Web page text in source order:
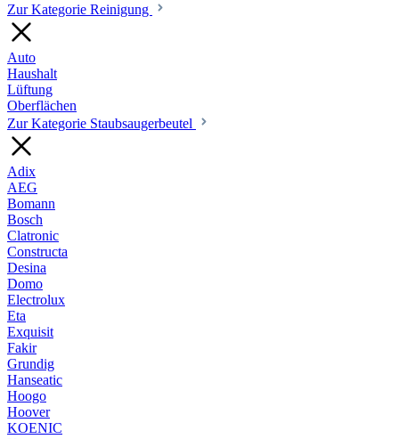
Zur Kategorie Reinigung
Auto
Haushalt
Lüftung
Oberflächen
Zur Kategorie Staubsaugerbeutel
Adix
AEG
Bomann
Bosch
Clatronic
Constructa
Desina
Domo
Electrolux
Eta
Exquisit
Fakir
Grundig
Hanseatic
Hoogo
Hoover
KOENIC